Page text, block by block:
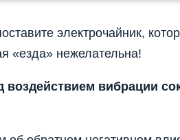
электрочайник,
«езда» нежелательна!
воздействием вибрации